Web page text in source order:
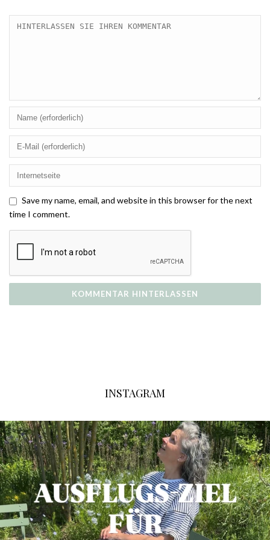
Save my name, email, and website in this browser for the next
time I comment.
INSTAGRAM